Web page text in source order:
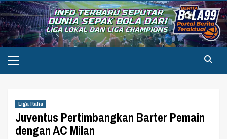
Skip
to
content
Menu
Liga Italia
Juventus Pertimbangkan Barter Pemain
dengan AC Milan